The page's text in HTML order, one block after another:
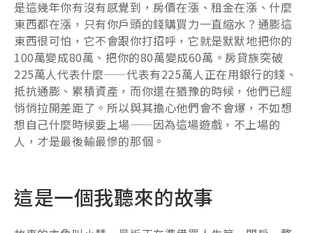
是這幾年你有沒有感覺到，房價在漲、租金在漲、什麼
東西都在漲，只有你戶頭的錢購買力一直縮水？通膨這
東西很可怕，它不會跟你打招呼，它就是默默地把你的
100萬變成80萬、把你的80萬變成60萬。房貸族突破
225萬人代表什麼——代表有225萬人正在用銀行的錢、
抵抗通膨、累積資產，而你還在猶豫的時候，他們已經
悄悄拉開差距了。所以與其擔心他們會不會爆，不如想
想自己什麼時候要上場——因為這場遊戲，不上場的
人，才是最後輸最慘的那個。
這是一個我聽來的故事